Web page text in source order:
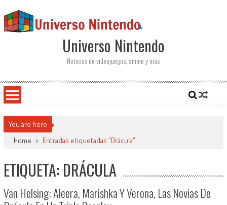
Universo Nintendo
Noticias de videojuegos, anime y más
You are here
Home > Entradas etiquetadas "Drácula"
ETIQUETA: DRÁCULA
Van Helsing: Aleera, Marishka Y Verona, Las Novias De